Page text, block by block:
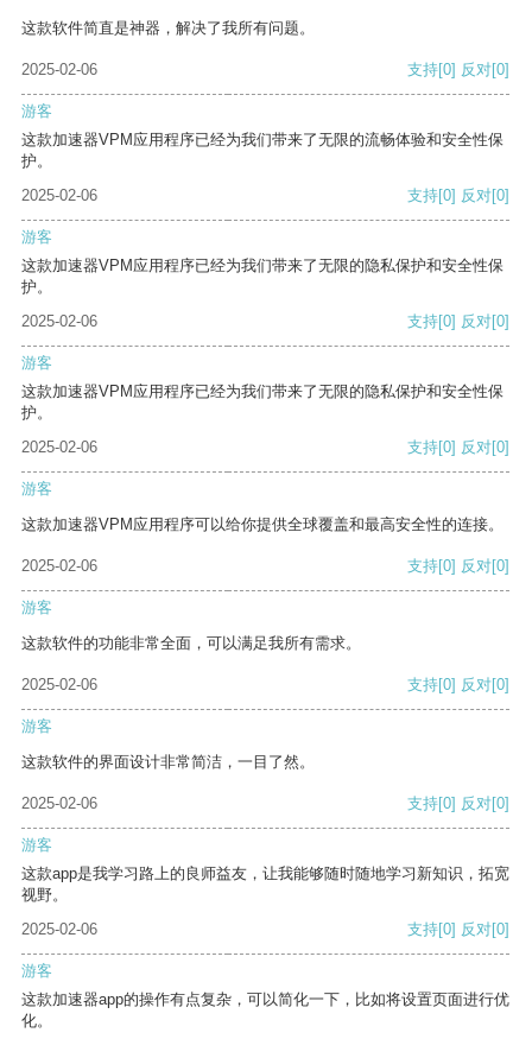
这款软件简直是神器，解决了我所有问题。
2025-02-06 支持[0] 反对[0]
游客
这款加速器VPM应用程序已经为我们带来了无限的流畅体验和安全性保
护。
2025-02-06
支持[0] 反对[0]
游客
这款加速器VPM应用程序已经为我们带来了无限的隐私保护和安全性保
护。
2025-02-06
支持[0] 反对[0]
游客
这款加速器VPM应用程序已经为我们带来了无限的隐私保护和安全性保
护。
2025-02-06
支持[0] 反对[0]
游客
这款加速器VPM应用程序可以给你提供全球覆盖和最高安全性的连接。
2025-02-06 支持[0] 反对[0]
游客
这款软件的功能非常全面，可以满足我所有需求。
2025-02-06 支持[0] 反对[0]
游客
这款软件的界面设计非常简洁，一目了然。
2025-02-06 支持[0] 反对[0]
游客
这款app是我学习路上的良师益友，让我能够随时随地学习新知识，拓宽
视野。
2025-02-06
支持[0] 反对[0]
游客
这款加速器app的操作有点复杂，可以简化一下，比如将设置页面进行优
化。